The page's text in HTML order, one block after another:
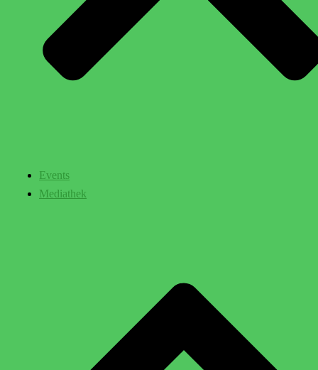
Events
Mediathek